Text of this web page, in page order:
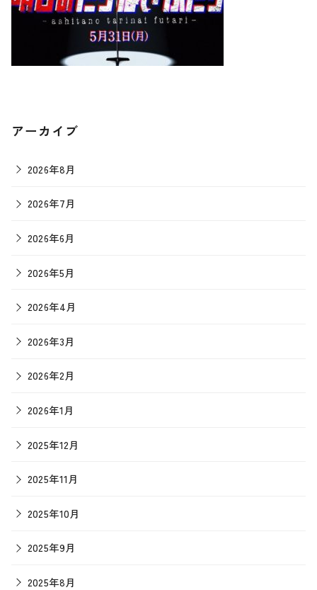
アーカイブ
2026年8月
2026年7月
2026年6月
2026年5月
2026年4月
2026年3月
2026年2月
2026年1月
2025年12月
2025年11月
2025年10月
2025年9月
2025年8月